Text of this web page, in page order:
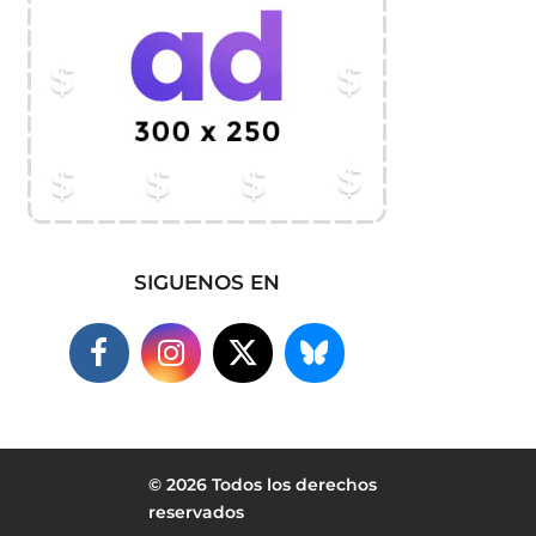
SIGUENOS EN
© 2026 Todos los derechos
reservados